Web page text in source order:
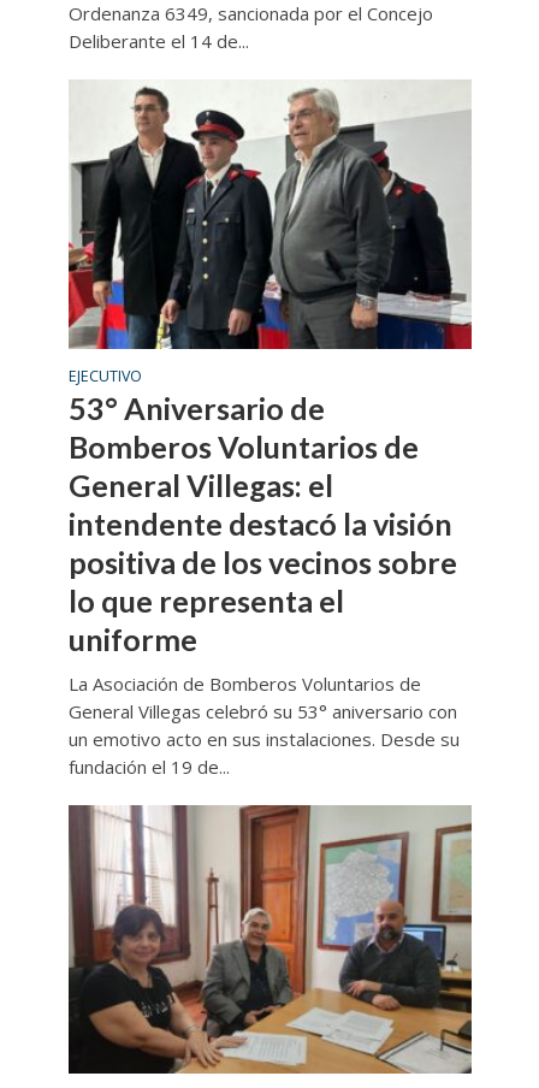
Ordenanza 6349, sancionada por el Concejo
Deliberante el 14 de...
EJECUTIVO
53° Aniversario de
Bomberos Voluntarios de
General Villegas: el
intendente destacó la visión
positiva de los vecinos sobre
lo que representa el
uniforme
La Asociación de Bomberos Voluntarios de
General Villegas celebró su 53° aniversario con
un emotivo acto en sus instalaciones. Desde su
fundación el 19 de...